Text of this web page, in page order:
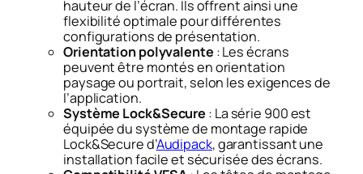
hauteur de l’écran. Ils offrent ainsi une
flexibilité optimale pour différentes
configurations de présentation.
Orientation polyvalente : Les écrans
peuvent être montés en orientation
paysage ou portrait, selon les exigences de
l’application.​
Système Lock&Secure : La série 900 est
équipée du système de montage rapide
Lock&Secure d’Audipack, garantissant une
installation facile et sécurisée des écrans.